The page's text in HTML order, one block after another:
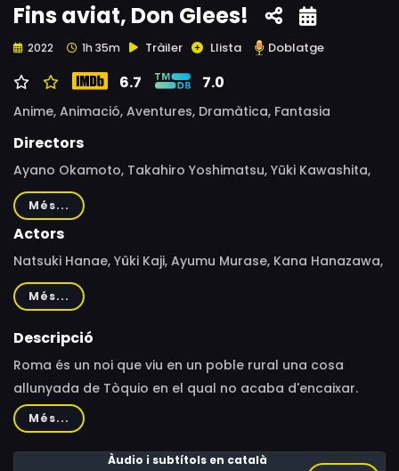
Fins aviat, Don Glees!
2022 1h 35m Tràiler Llista Doblatge
6.7 7.0
Anime, Animació, Aventures, Dramàtica, Fantasia
Directors
Ayano Okamoto, Takahiro Yoshimatsu, Yūki Kawashita,
Atsuko Ishizuka
Més...
Actors
Natsuki Hanae, Yûki Kaji, Ayumu Murase, Kana Hanazawa,
Rino Sashihara, Atsushi Tamura, Yuki Kaji
Més...
Descripció
Roma és un noi que viu en un poble rural una cosa
allunyada de Tòquio en el qual no acaba d'encaixar.
Juntament amb Toto, un altre marginat, forma el grup
“Don Glees”. Tots dos esperen que la seva relació
continuï sent la mateixa encara que se separin quan
Més...
Àudio i subtítols en català